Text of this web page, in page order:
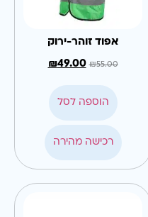
אפוד זוהר-ירוק
₪55.00
₪49.00
הוספה לסל
רכישה מהירה